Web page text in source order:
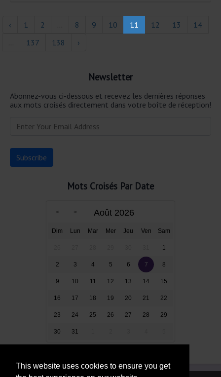
This website uses cookies to ensure you get
‹ 1 2 ... 8 9 10 11 12 13
14
...
137 138 ›
Newsletter
Abonnez-vous ci-dessous et recevez les dernières réponses
aux mots croisés directement dans votre boîte de réception!
Mots Croisés Par Date
Août 2026
Dim Lun Mar Mer Jeu Ven Sam
1
2 3 4 5 6 7 8
9 10 11 12 13 14 15
16 17 18 19 20 21 22
23 24 25 26 27 28 29
30 31